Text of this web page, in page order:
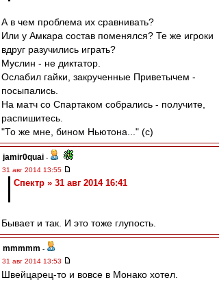
А в чем проблема их сравнивать?
Или у Амкара состав поменялся? Те же игроки
вдруг разучились играть?
Муслин - не диктатор.
Ослабил гайки, закрученные Приветычем -
посыпались.
На матч со Спартаком собрались - получите,
распишитесь.
"То же мне, бином Ньютона..." (с)
jamir0quai -
31 авг 2014 13:55
Спектр » 31 авг 2014 16:41
Бывает и так. И это тоже глупость.
mmmmm -
31 авг 2014 13:53
Швейцарец-то и вовсе в Монако хотел.